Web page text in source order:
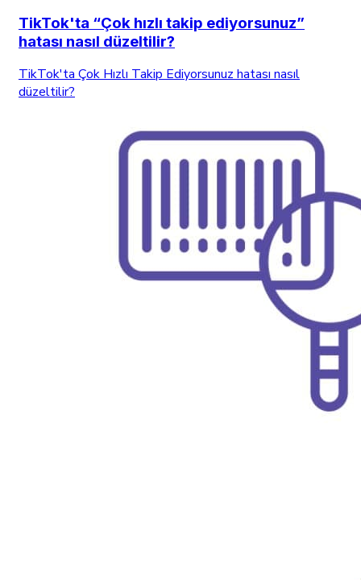
TikTok'ta “Çok hızlı takip ediyorsunuz”
hatası nasıl düzeltilir?
TikTok'ta Çok Hızlı Takip Ediyorsunuz hatası nasıl
düzeltilir?